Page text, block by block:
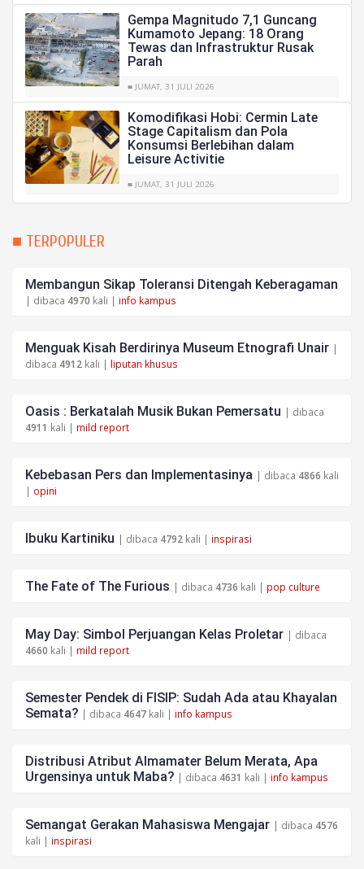
Gempa Magnitudo 7,1 Guncang
Kumamoto Jepang: 18 Orang
Tewas dan Infrastruktur Rusak
Parah
■ JUMAT, 31 JULI 2026
Komodifikasi Hobi: Cermin Late
Stage Capitalism dan Pola
Konsumsi Berlebihan dalam
Leisure Activitie
■ JUMAT, 31 JULI 2026
■ TERPOPULER
Membangun Sikap Toleransi Ditengah Keberagaman
| dibaca 4970 kali | info kampus
Menguak Kisah Berdirinya Museum Etnografi Unair |
dibaca 4912 kali | liputan khusus
Oasis : Berkatalah Musik Bukan Pemersatu | dibaca
4911 kali | mild report
Kebebasan Pers dan Implementasinya | dibaca 4866 kali
| opini
Ibuku Kartiniku | dibaca 4792 kali | inspirasi
The Fate of The Furious | dibaca 4736 kali | pop culture
May Day: Simbol Perjuangan Kelas Proletar | dibaca
4660 kali | mild report
Semester Pendek di FISIP: Sudah Ada atau Khayalan
Semata? | dibaca 4647 kali | info kampus
Distribusi Atribut Almamater Belum Merata, Apa
Urgensinya untuk Maba? | dibaca 4631 kali | info kampus
Semangat Gerakan Mahasiswa Mengajar | dibaca 4576
kali | inspirasi